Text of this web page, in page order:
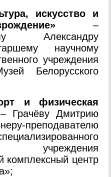
искусство и
–
Александру
научному
учреждения
Белорусского
и физическая
Грачёву Дмитрию
преподавателю
учреждения
комплексный центр